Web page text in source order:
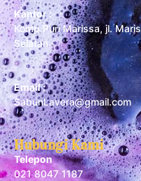
Kantor :
Komp Puri Marissa, jl.
Selatan
Email :
SabunLavera@gmail.com
Hubungi Kami
Telepon
021 8047 1187